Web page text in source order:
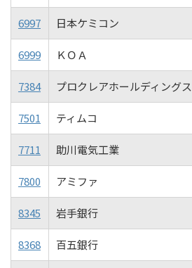
6997 日本ケミコン
6999 ＫＯＡ
7384 プロクレアホールディングス
7501 ティムコ
7711 助川電気工業
7800 アミファ
8345 岩手銀行
8368 百五銀行